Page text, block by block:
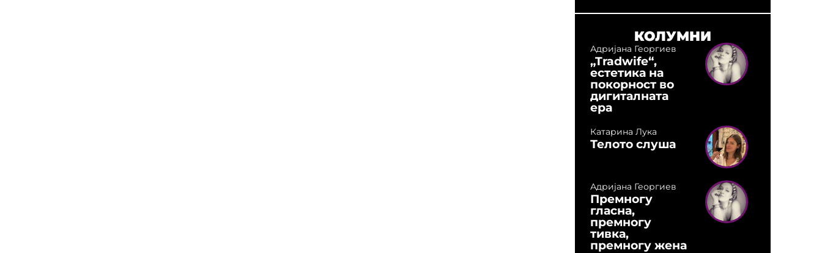
КОЛУМНИ
Адријана Георгиев
„Tradwife“,
естетика на
покорност во
дигиталната
ера
Катарина Лука
Телото слуша
Адријана Георгиев
Премногу
гласна,
премногу
тивка,
премногу жена